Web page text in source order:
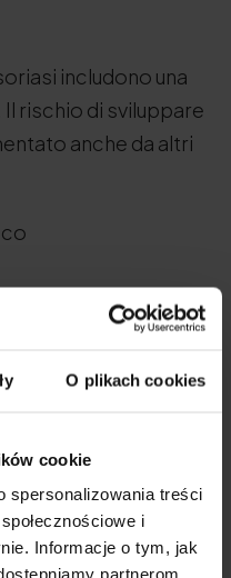
O plikach cookies
cookie
spersonalizowania treści
i
Informacje o tym, jak
partnerom
includono una
rischio di sviluppare
anche da altri
psoriasi può